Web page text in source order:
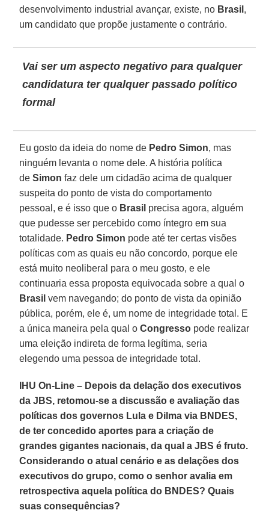
desenvolvimento industrial avançar, existe, no Brasil ,
um candidato que propõe justamente o contrário.
Vai ser um aspecto negativo para qualquer
candidatura ter qualquer passado político
formal
Eu gosto da ideia do nome de Pedro Simon, mas
ninguém levanta o nome dele. A história política
deSimon faz dele um cidadão acima de qualquer
suspeita do ponto de vista do comportamento
pessoal, e é isso que o Brasil precisa agora, alguém
que pudesse ser percebido como íntegro em sua
totalidade. Pedro Simon pode até ter certas visões
políticas com as quais eu não concordo, porque ele
está muito neoliberal para o meu gosto, e ele
continuaria essa proposta equivocada sobre a qual o
Brasil vem navegando; do ponto de vista da opinião
pública, porém, ele é, um nome de integridade total. E
a única maneira pela qual oCongresso pode realizar
uma eleição indireta de forma legítima, seria
elegendo uma pessoa de integridade total.
IHU On-Line – Depois da delação dos executivos
da JBS, retomou-se a discussão e avaliação das
políticas dos governos Lula e Dilma via BNDES,
de ter concedido aportes para a criação de
grandes gigantes nacionais, da qual a JBS é fruto.
Considerando o atual cenário e as delações dos
executivos do grupo, como o senhor avalia em
retrospectiva aquela política do BNDES? Quais
suas consequências?